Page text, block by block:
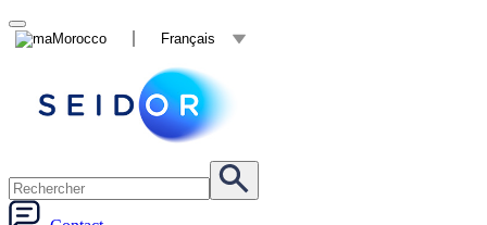
Morocco Français